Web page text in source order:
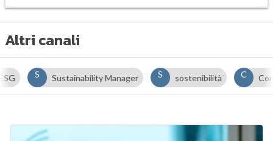
Altri canali
S Sustainability Manager S sostenibilità C